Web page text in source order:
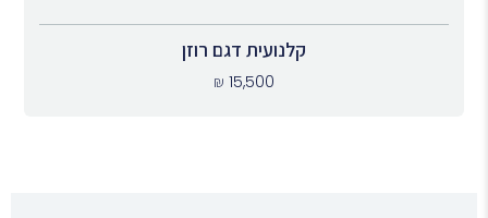
קלנועית דגם רוזן
₪ 15,500